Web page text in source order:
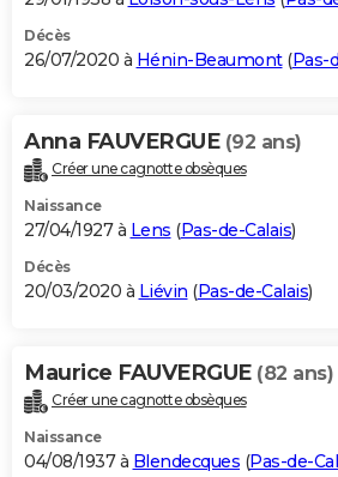
Décès
26/07/2020 à Hénin-Beaumont(Pas-
Anna FAUVERGUE (92 ans)
Créer une cagnotte obsèques
Naissance
27/04/1927 à Lens (Pas-de-Calais)
Décès
20/03/2020 à Liévin (Pas-de-Calais)
Maurice FAUVERGUE (82 ans)
Créer une cagnotte obsèques
Naissance
04/08/1937 à Blendecques (Pas-de-